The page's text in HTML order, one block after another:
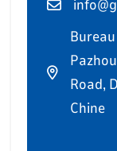
Road,
Chine